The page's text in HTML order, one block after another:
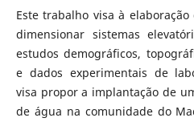
Este trabalho visa à
dimensionar sistemas
estudos demográficos,
e dados experimentais de
visa propor a implantação de
de água na comunidade do